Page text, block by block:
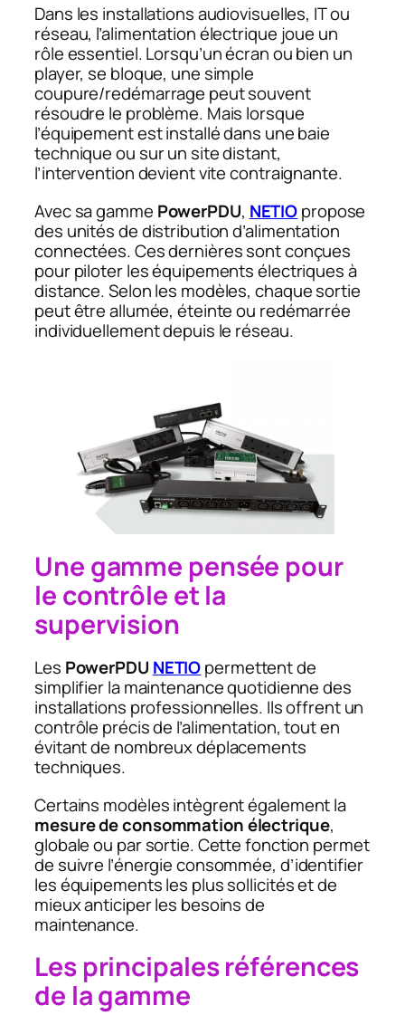
Dans les installations audiovisuelles, IT ou
réseau, l’alimentation électrique joue un
rôle essentiel. Lorsqu’un écran ou bien un
player, se bloque, une simple
coupure/redémarrage peut souvent
résoudre le problème. Mais lorsque
l’équipement est installé dans une baie
technique ou sur un site distant,
l’intervention devient vite contraignante.
Avec sa gamme PowerPDU, NETIOpropose
des unités de distribution d’alimentation
connectées. Ces dernières sont conçues
pour piloter les équipements électriques à
distance. Selon les modèles, chaque sortie
peut être allumée, éteinte ou redémarrée
individuellement depuis le réseau.
Une gamme pensée pour
le contrôle et la
supervision
Les PowerPDU NETIOpermettent de
simplifier la maintenance quotidienne des
installations professionnelles. Ils offrent un
contrôle précis de l’alimentation, tout en
évitant de nombreux déplacements
techniques.
Certains modèles intègrent également la
mesure de consommation électrique,
globale ou par sortie. Cette fonction permet
de suivre l’énergie consommée, d’identifier
les équipements les plus sollicités et de
mieux anticiper les besoins de
maintenance.
Les principales références
de la gamme